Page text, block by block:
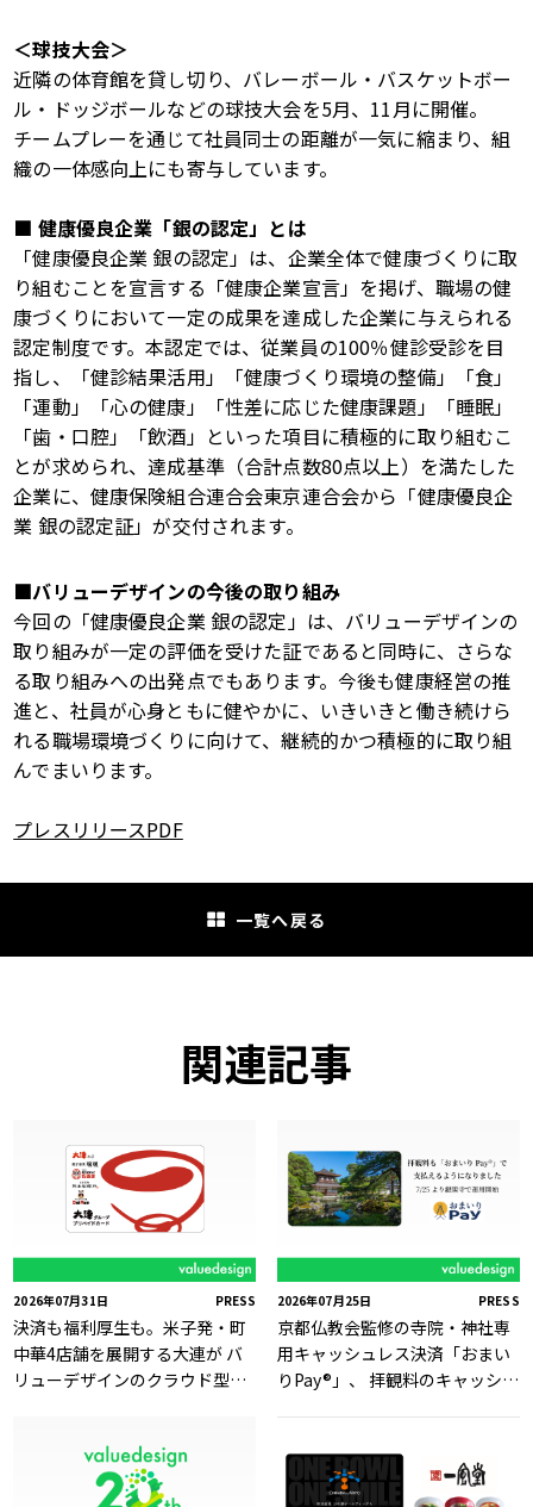
＜球技大会＞
近隣の体育館を貸し切り、バレーボール・バスケットボー
ル・ドッジボールなどの球技大会を5月、 11月に開催。
チームプレーを通じて社員同士の距離が一気に縮まり、組
織の一体感向上にも寄与しています。
■ 健康優良企業「銀の認定」とは
「健康優良企業 銀の認定」は、企業全体で健康づくりに取
り組むことを宣言する「健康企業宣言」を掲げ、職場の健
康づくりにおいて一定の成果を達成した企業に与えられる
認定制度です。本認定では、従業員の100％健診受診を目
指し、「健診結果活用」「健康づくり環境の整備」「食」
「運動」「心の健康」「性差に応じた健康課題」「睡眠」
「歯・口腔」「飲酒」といった項目に積極的に取り組むこ
とが求められ、達成基準（合計点数80点以上）を満たした
企業に、健康保険組合連合会東京連合会から「健康優良企
業 銀の認定証」が交付されます。
■バリューデザインの今後の取り組み
今回の「健康優良企業 銀の認定」は、バリューデザインの
取り組みが一定の評価を受けた証であると同時に、さらな
る取り組みへの出発点でもあります。今後も健康経営の推
進と、社員が心身ともに健やかに、いきいきと働き続けら
れる職場環境づくりに向けて、継続的かつ積極的に取り組
んでまいります。
プレスリリースPDF
一覧へ戻る
関連記事
2026年07月31日 PRESS
決済も福利厚生も。米子発・町
中華4店舗を展開する大連が バ
リューデザインのクラウド型独
2026年07月25日 PRESS
京都仏教会監修の寺院・神社専
用キャッシュレス決済「おまい
りPay®」、 拝観料のキャッシュ